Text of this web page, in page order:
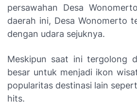
persawahan Desa
daerah ini, Desa Wonomerto
dengan udara sejuknya.
Meskipun saat ini tergolong
besar untuk menjadi ikon
popularitas destinasi lain
hits.